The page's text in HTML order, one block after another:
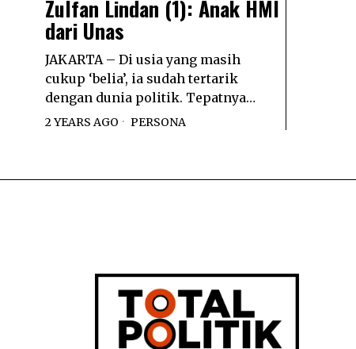
Zulfan Lindan (1): Anak HMI
dari Unas
JAKARTA – Di usia yang masih
cukup ‘belia’, ia sudah tertarik
dengan dunia politik. Tepatnya…
2 YEARS AGO PERSONA